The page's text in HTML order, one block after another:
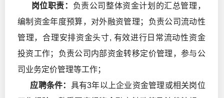
岗位职责： 负责公司整体资金计划的汇总管理，
编制资金年度预算，对外融资管理；负责公司流动性
管理，合理安排资金头寸, 有效进行日常流动性资金
投资工作；负责公司内部资金转移定价管理，参与公
司业务定价管理等工作；
应聘条件： 具有3年以上企业资金管理或相关岗位